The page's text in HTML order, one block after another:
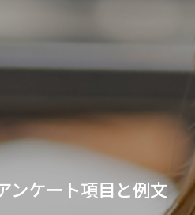
ンケート項目と例文